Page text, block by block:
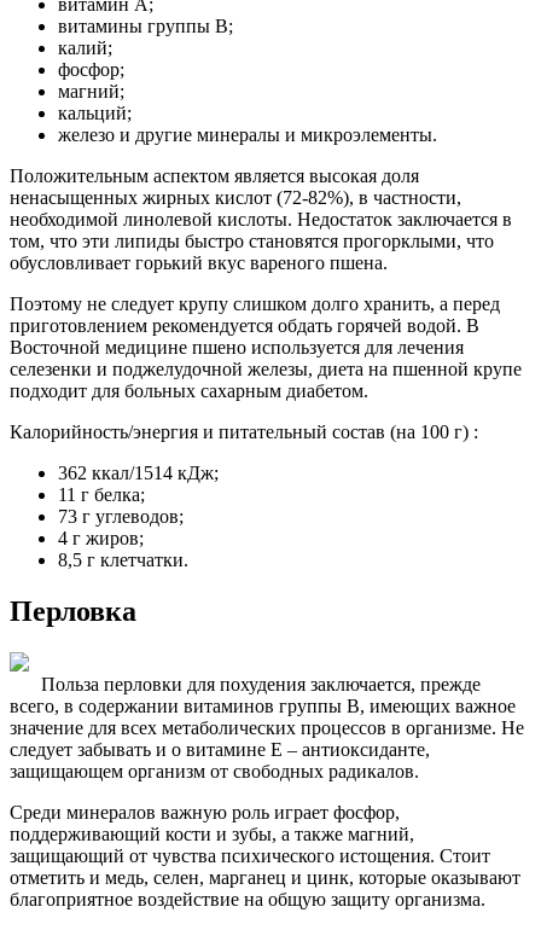
витамины группы В;
калий;
фосфор;
магний;
кальций;
железо и другие минералы и микроэлементы.
Положительным аспектом является высокая доля
ненасыщенных жирных кислот (72-82%), в частности,
необходимой линолевой кислоты. Недостаток заключается в
том, что эти липиды быстро становятся прогорклыми, что
обусловливает горький вкус вареного пшена.
Поэтому не следует крупу слишком долго хранить, а перед
приготовлением рекомендуется обдать горячей водой. В
Восточной медицине пшено используется для лечения
селезенки и поджелудочной железы, диета на пшенной крупе
подходит для больных сахарным диабетом.
Калорийность/энергия и питательный состав (на 100 г) :
362 ккал/1514 кДж;
11 г белка;
73 г углеводов;
4 г жиров;
8,5 г клетчатки.
Перловка
Польза перловки для похудения заключается, прежде
всего, в содержании витаминов группы В, имеющих важное
значение для всех метаболических процессов в организме. Не
следует забывать и о витамине Е – антиоксиданте,
защищающем организм от свободных радикалов.
Среди минералов важную роль играет фосфор,
поддерживающий кости и зубы, а также магний,
защищающий от чувства психического истощения. Стоит
отметить и медь, селен, марганец и цинк, которые оказывают
благоприятное воздействие на общую защиту организма.